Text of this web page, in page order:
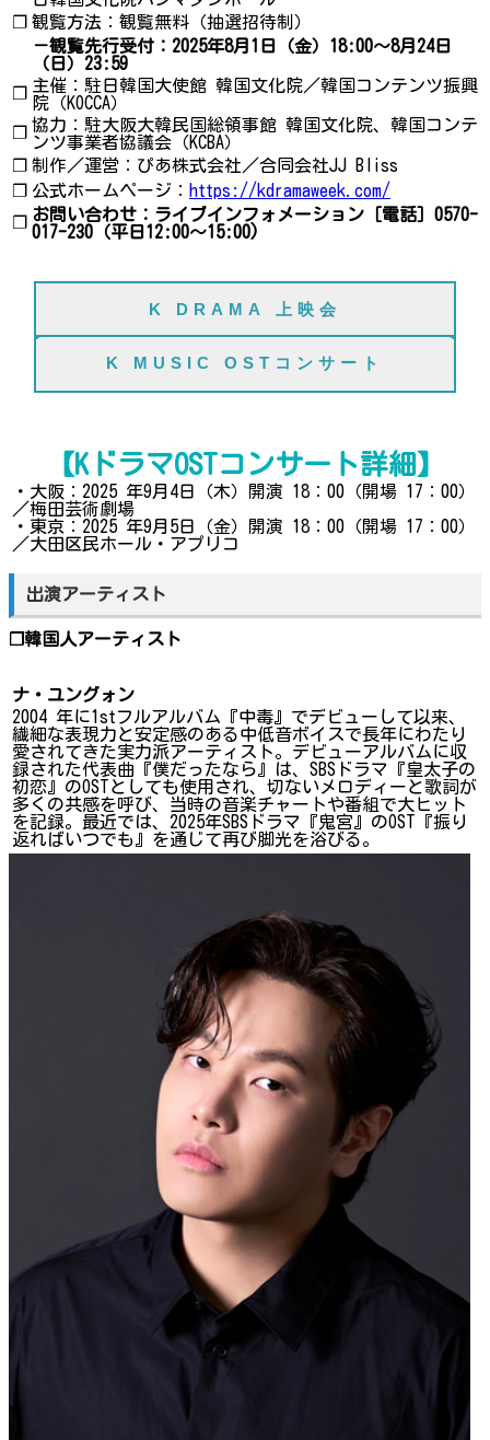
❐ 観覧方法：観覧無料（抽選招待制）
－観覧先行受付：2025年8月1日（金）18:00～8月24日
（日）23:59
❐ 主催：駐日韓国大使館 韓国文化院／韓国コンテンツ振興
院（KOCCA）
❐ 協力：駐大阪大韓民国総領事館 韓国文化院、韓国コンテ
ンツ事業者協議会（KCBA）
❐ 制作／運営：ぴあ株式会社／合同会社JJ Bliss
❐ 公式ホームページ： https://kdramaweek.com/
❐ お問い合わせ：ライブインフォメーション［電話］0570-
017-230（平日12:00～15:00)
K DRAMA 上映会
K MUSIC OSTコンサート
【KドラマOSTコンサート詳細】
・大阪：2025 年9月4日（木）開演 18：00（開場 17：00）
／梅田芸術劇場
・東京：2025 年9月5日（金）開演 18：00（開場 17：00）
／大田区民ホール・アプリコ
出演アーティスト
❐韓国人アーティスト
ナ・ユングォン
2004 年に1stフルアルバム『中毒』でデビューして以来、
繊細な表現力と安定感のある中低音ボイスで長年にわたり
愛されてきた実力派アーティスト。デビューアルバムに収
録された代表曲『僕だったなら』は、SBSドラマ『皇太子の
初恋』のOSTとしても使用され、切ないメロディーと歌詞が
多くの共感を呼び、当時の音楽チャートや番組で大ヒット
を記録。最近では、2025年SBSドラマ『鬼宮』のOST『振り
返ればいつでも』を通じて再び脚光を浴びる。